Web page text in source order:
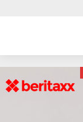
Bersih, Desa